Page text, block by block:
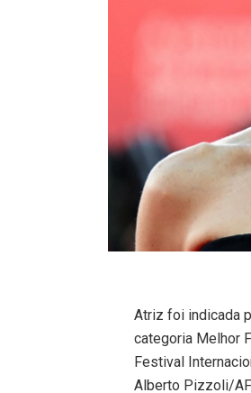
Atriz foi indicada
categoria Melhor
Festival
Alberto Pizzoli/